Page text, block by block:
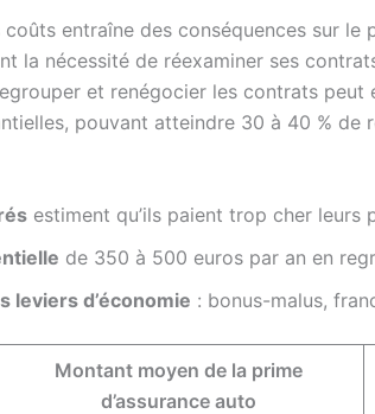
entraîne des conséquences sur le
la nécessité de réexaminer ses
et renégocier les contrats peut
pouvant atteindre 30 à 40 % de
estiment qu’ils paient trop cher leurs
de 350 à 500 euros par an en
leviers d’économie : bonus-malus,
Montant moyen de la prime
d’assurance auto